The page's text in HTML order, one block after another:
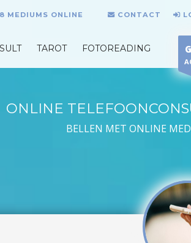
MEDIUMS ONLINE CONTACT
TAROT FOTOREADING
ONLINE
BELLEN MET ONLINE